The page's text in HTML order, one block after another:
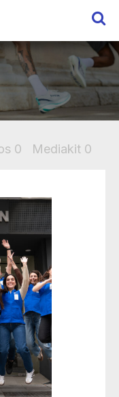
0 Mediakit 0